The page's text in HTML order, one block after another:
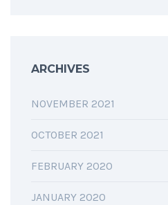
ARCHIVES
NOVEMBER 2021
OCTOBER 2021
FEBRUARY 2020
JANUARY 2020